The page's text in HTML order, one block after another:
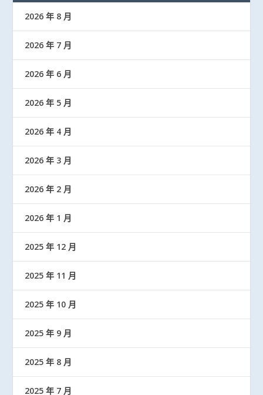
2026 年 8 月
2026 年 7 月
2026 年 6 月
2026 年 5 月
2026 年 4 月
2026 年 3 月
2026 年 2 月
2026 年 1 月
2025 年 12 月
2025 年 11 月
2025 年 10 月
2025 年 9 月
2025 年 8 月
2025 年 7 月